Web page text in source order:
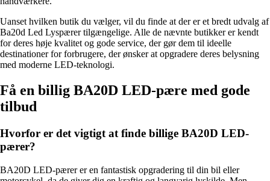
Uanset hvilken butik du vælger, vil du finde at der er et bredt udvalg af
Ba20d Led Lyspærer tilgængelige. Alle de nævnte butikker er kendt
for deres høje kvalitet og gode service, der gør dem til ideelle
destinationer for forbrugere, der ønsker at opgradere deres belysning
med moderne LED-teknologi.
Få en billig BA20D LED-pære med gode
tilbud
Hvorfor er det vigtigt at finde billige BA20D LED-
pærer?
BA20D LED-pærer er en fantastisk opgradering til din bil eller